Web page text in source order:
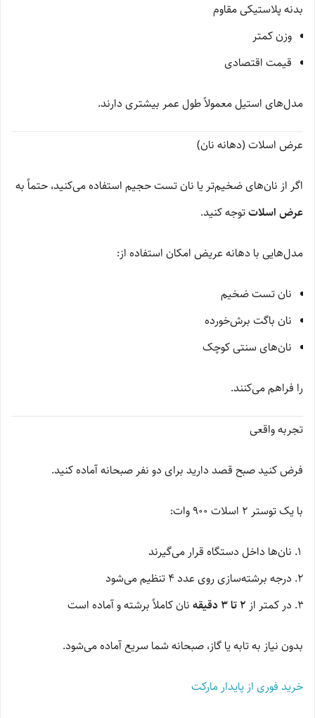
بدنه پلاستیکی مقاوم
وزن کمتر
قیمت اقتصادی
مدل‌های استیل معمولاً طول عمر بیشتری دارند.
عرض اسلات (دهانه نان)
اگر از نان‌های ضخیم‌تر یا نان تست حجیم استفاده می‌کنید، حتماً به
عرض اسلاتتوجه کنید.
مدل‌هایی با دهانه عریض امکان استفاده از:
نان تست ضخیم
نان باگت برش‌خورده
نان‌های سنتی کوچک
را فراهم می‌کنند.
تجربه واقعی
فرض کنید صبح قصد دارید برای دو نفر صبحانه آماده کنید.
با یک توستر 2 اسلات 900 وات:
نان‌ها داخل دستگاه قرار می‌گیرند
درجه برشته‌سازی روی عدد 4 تنظیم می‌شود
در کمتر از ۲ تا ۳ دقیقه نان کاملاً برشته و آماده است
بدون نیاز به تابه یا گاز، صبحانه شما سریع آماده می‌شود.
خرید فوری از پایدار مارکت